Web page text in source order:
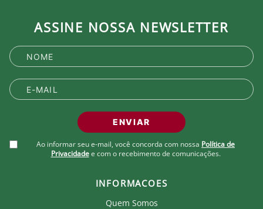
ASSINE NOSSA NEWSLETTER
ENVIAR
Ao informar seu e-mail, você concorda com nossa Política de
Privacidade e com o recebimento de comunicações.
INFORMACOES
Quem Somos